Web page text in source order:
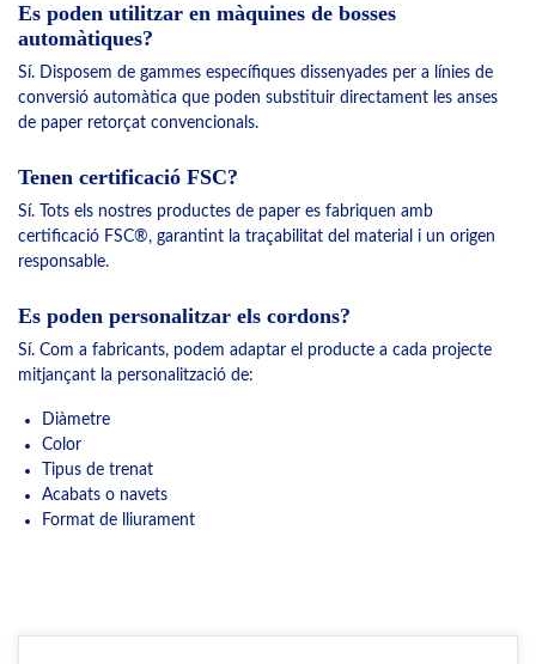
Es poden utilitzar en màquines de bosses
automàtiques?
Sí. Disposem de gammes específiques dissenyades per a línies de
conversió automàtica que poden substituir directament les anses
de paper retorçat convencionals.
Tenen certificació FSC?
Sí. Tots els nostres productes de paper es fabriquen amb
certificació FSC®, garantint la traçabilitat del material i un origen
responsable.
Es poden personalitzar els cordons?
Sí. Com a fabricants, podem adaptar el producte a cada projecte
mitjançant la personalització de:
Diàmetre
Color
Tipus de trenat
Acabats o navets
Format de lliurament